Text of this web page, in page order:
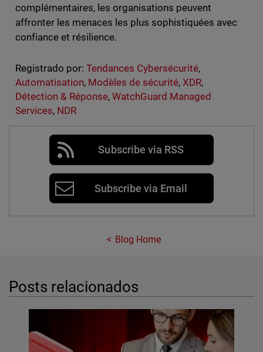
complémentaires, les organisations peuvent
affronter les menaces les plus sophistiquées avec
confiance et résilience.
Registrado por: Tendances Cybersécurité,
Automatisation, Modèles de sécurité,XDR,
Détection & Réponse, WatchGuard Managed
Services, NDR
Subscribe via RSS
Subscribe via Email
Blog Home
Posts relacionados